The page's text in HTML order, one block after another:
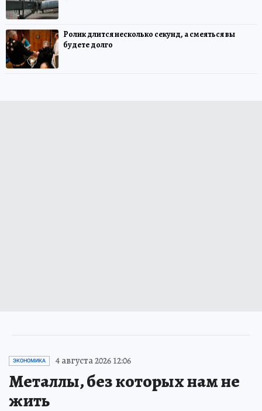
Ролик длится несколько секунд, а смеяться вы
будете долго
ЭКОНОМИКА 4 августа 2026 12:06
Металлы, без которых нам не
жить